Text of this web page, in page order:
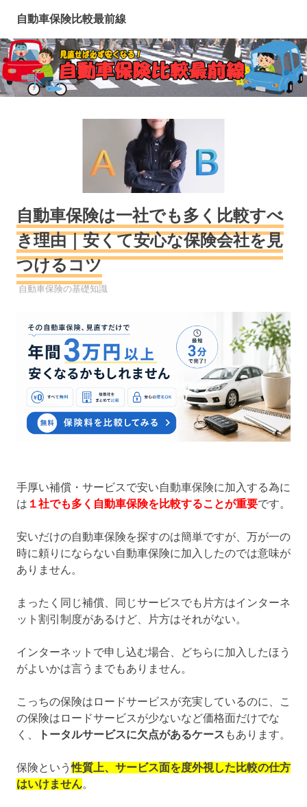
テ
ン
ツ
へ
自動車保険比較最前線
自動車保険は一社でも多く比較すべ
き理由｜安くて安心な保険会社を見
つけるコツ
自動車保険
自動車保険の基礎知識
手厚い補償・サービスで安い自動車保険に加入する為に
は １社でも多く自動車保険を比較することが重要です。
安いだけの自動車保険を探すのは簡単ですが、万が一の
時に頼りにならない自動車保険に加入したのでは意味が
ありません。
まったく同じ補償、同じサービスでも片方はインターネ
ット割引制度があるけど、片方はそれがない。
インターネットで申し込む場合、どちらに加入したほう
がよいかは言うまでもありません。
こっちの保険はロードサービスが充実しているのに、こ
の保険はロードサービスが少ないなど価格面だけでな
く、
トータルサービスに欠点があるケース もあります。
保険という性質上、サービス面を度外視した比較の仕方
はいけません。